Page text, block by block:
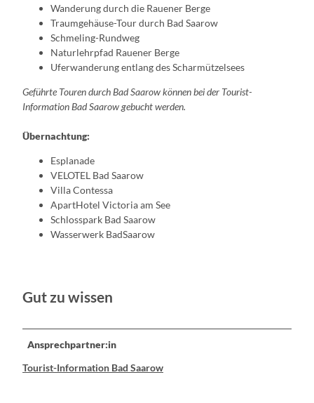
Wanderung durch die Rauener Berge
Traumgehäuse-Tour durch Bad Saarow
Schmeling-Rundweg
Naturlehrpfad Rauener Berge
Uferwanderung entlang des Scharmützelsees
Geführte Touren durch Bad Saarow können bei der Tourist-
Information Bad Saarow gebucht werden.
Übernachtung:
Esplanade
VELOTEL Bad Saarow
Villa Contessa
ApartHotel Victoria am See
Schlosspark Bad Saarow
Wasserwerk BadSaarow
Gut zu wissen
Ansprechpartner:in
Tourist-Information Bad Saarow